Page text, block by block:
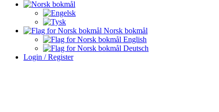
Norsk bokmål
English
Deutsch
Login / Register